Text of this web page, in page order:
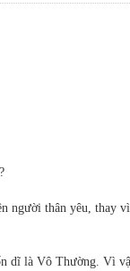
người thân yêu, thay
dĩ là Vô Thường. Vì